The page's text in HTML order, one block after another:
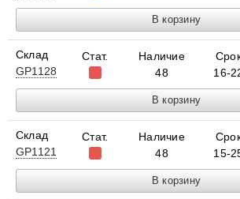
Склад
GP1128
Стат.
Наличие
48
16-
Склад
GP1121
Стат.
Наличие
48
15-